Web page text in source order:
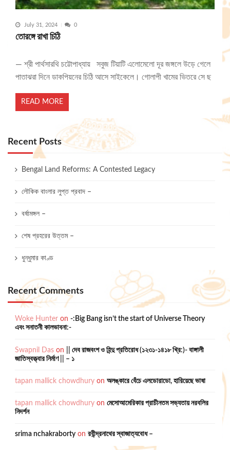
July 31, 2024 0
তোরঙ্গে রাখা চিঠি
— শ্রী পার্থসারথি চট্টোপাধ্যায় সবুজ টিয়াটি এলোমেলো দূর জঙ্গলে উড়ে গেলে
পাতাঝরা দিনে ডাকপিয়নের চিঠি আসে সাইকেলে। গোলাপী খামের ভিতরে সে ছ
READ MORE
Recent Posts
Bengal Land Reforms: A Contested Legacy
লৌকিক বাংলার লুপ্ত প্রবাদ –
বর্ষামঙ্গল –
শেষ প্রহরের উত্তম –
ধুন্ধুমার কাণ্ড
Recent Comments
Woke Hunter on -:Big Bang isn’t the start of Universe Theory
এবং সনাতনী কালভাবনা:-
Swapnil Das on
|| দেব রাজবংশ ও হিন্দু প্রতিরোধ (১২৩১-১৪১৮ খ্রি:)- বাঙ্গালী
জাতিস্বত্ত্বার নির্মাণ || – ১
tapan mallick chowdhury on অলঙ্কারে বেঁচে এলডোরাডো, হারিয়েছে ভাষা
tapan mallick chowdhury on মেসোআমেরিকার প্রাচীনতম সভ্যতায় নরবলির
নিদর্শন
srima nchakraborty on রবীন্দ্রনাথের স্বাজাত্যবোধ –